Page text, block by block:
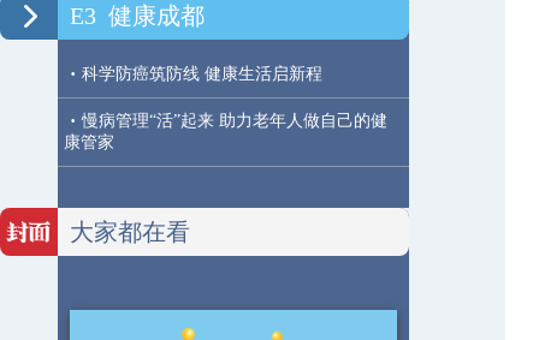
E3 健康成都
· 科学防癌筑防线 健康生活启新程
· 慢病管理“活”起来 助力老年人做自己的健
康管家
大家都在看